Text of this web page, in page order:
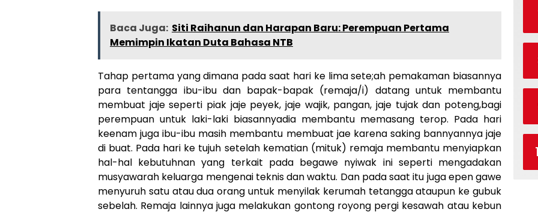
Baca Juga: Siti Raihanun dan Harapan Baru: Perempuan Pertama
Memimpin Ikatan Duta Bahasa NTB
Tahap pertama yang dimana pada saat hari ke lima sete;ah pemakaman biasannya
para tentangga ibu-ibu dan bapak-bapak (remaja/i) datang untuk membantu
membuat jaje seperti piak jaje peyek, jaje wajik, pangan, jaje tujak dan poteng,bagi
perempuan untuk laki-laki biasannyadia membantu memasang terop. Pada hari
keenam juga ibu-ibu masih membantu membuat jae karena saking bannyannya jaje
di buat. Pada hari ke tujuh setelah kematian (mituk) remaja membantu menyiapkan
hal-hal kebutuhnan yang terkait pada begawe nyiwak ini seperti mengadakan
musyawarah keluarga mengenai teknis dan waktu. Dan pada saat itu juga epen gawe
menyuruh satu atau dua orang untuk menyilak kerumah tetangga ataupun ke gubuk
sebelah. Remaja lainnya juga melakukan gontong royong pergi kesawah atau kebun